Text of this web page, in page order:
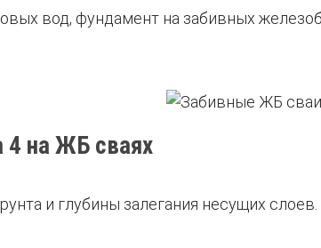
вод, фундамент на забивных
на ЖБ сваях
и глубины залегания несущих слоев.